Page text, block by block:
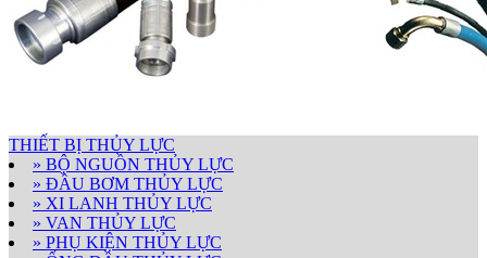
THIẾT BỊ THỦY LỰC
» BỘ NGUỒN THỦY LỰC
» ĐẦU BƠM THỦY LỰC
» XI LANH THỦY LỰC
» VAN THỦY LỰC
» PHỤ KIỆN THỦY LỰC